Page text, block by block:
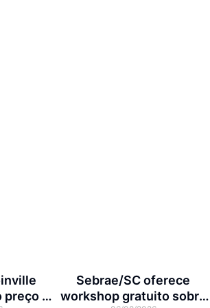
da
Sebrae/SC oferece
workshop gratuito sobre